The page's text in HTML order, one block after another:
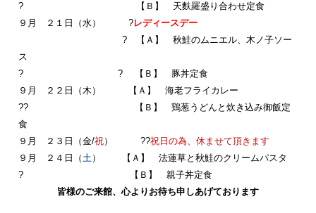
? 【Ｂ】 天麩羅盛り合わせ定食
９月 ２１日（水） ?レディースデー
? 【Ａ】 秋鮭のムニエル、木ノ子ソー
ス
? ? 【Ｂ】 豚丼定食
９月 ２２日（木） 【Ａ】 海老フライカレー
?? 【Ｂ】 鶏葱うどんと炊き込み御飯定
食
９月 ２３日（金/祝） ??祝日の為、休ませて頂きます
９月 ２４日（土） 【Ａ】 法蓮草と秋鮭のクリームパスタ
? 【Ｂ】 親子丼定食
皆様のご来館、心よりお待ち申しあげております